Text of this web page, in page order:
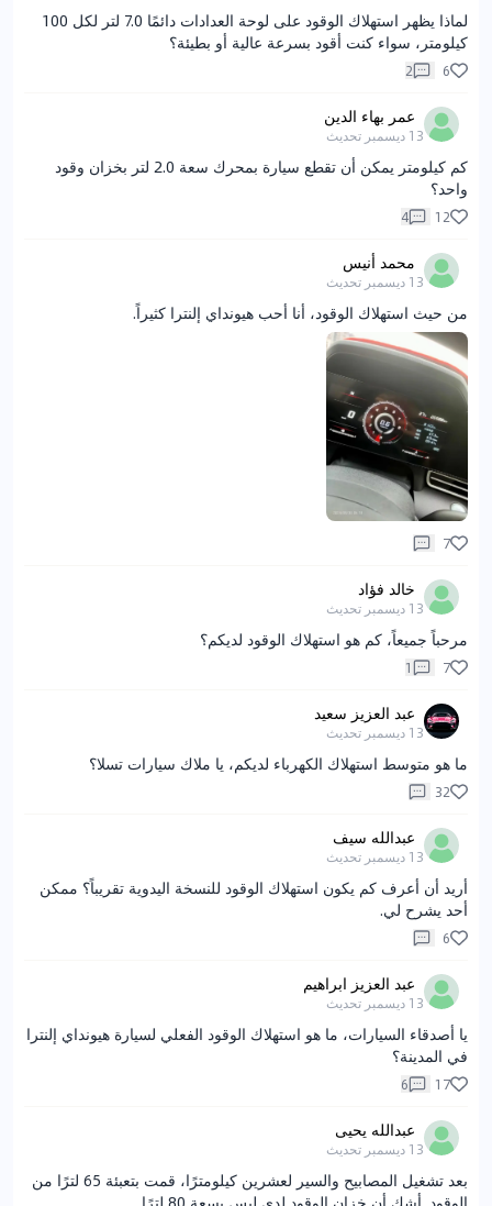
لماذا يظهر استهلاك الوقود على لوحة العدادات دائمًا 7.0 لتر لكل 100
كيلومتر، سواء كنت أقود بسرعة عالية أو بطيئة؟
6
2
عمر بهاء الدين
13 ديسمبر تحديث
كم كيلومتر يمكن أن تقطع سيارة بمحرك سعة 2.0 لتر بخزان وقود
واحد؟
12
4
محمد أنيس
13 ديسمبر تحديث
من حيث استهلاك الوقود، أنا أحب هيونداي إلنترا كثيراً.
7
خالد فؤاد
13 ديسمبر تحديث
مرحباً جميعاً، كم هو استهلاك الوقود لديكم؟
7
1
عبد العزيز سعيد
13 ديسمبر تحديث
ما هو متوسط استهلاك الكهرباء لديكم، يا ملاك سيارات تسلا؟
32
عبدالله سيف
13 ديسمبر تحديث
أريد أن أعرف كم يكون استهلاك الوقود للنسخة اليدوية تقريباً؟ ممكن
أحد يشرح لي.
6
عبد العزيز ابراهيم
13 ديسمبر تحديث
يا أصدقاء السيارات، ما هو استهلاك الوقود الفعلي لسيارة هيونداي إلنترا
في المدينة؟
17
6
عبدالله يحيى
13 ديسمبر تحديث
بعد تشغيل المصابيح والسير لعشرين كيلومترًا، قمت بتعبئة 65 لترًا من